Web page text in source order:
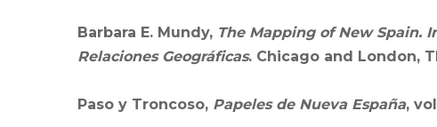
Barbara E. Mundy, The Mapping of New Spain.
Relaciones Geográficas. Chicago and London,
Paso y Troncoso, Papeles de Nueva España,